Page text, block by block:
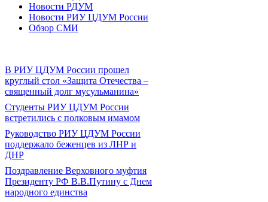
Новости РДУМ
Новости РИУ ЦДУМ России
Обзор СМИ
В РИУ ЦДУМ России прошел
круглый стол «Защита Отечества –
священный долг мусульманина»
Студенты РИУ ЦДУМ России
встретились с полковым имамом
Руководство РИУ ЦДУМ России
поддержало беженцев из ЛНР и
ДНР
Поздравление Верховного муфтия
Президенту РФ В.В.Путину с Днем
народного единства